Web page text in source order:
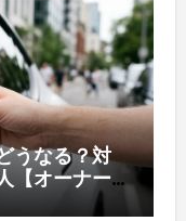
うなる？対
【オーナー